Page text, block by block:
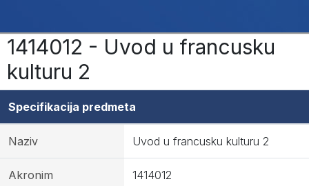
1414012 - Uvod u francusku
kulturu 2
Specifikacija predmeta
Naziv Uvod u francusku kulturu 2
Akronim 1414012